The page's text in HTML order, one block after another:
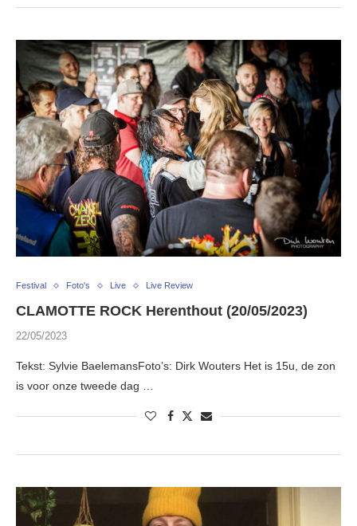
Festival Foto's Live Live Review
CLAMOTTE ROCK Herenthout (20/05/2023)
22/05/2023
Tekst: Sylvie BaelemansFoto’s: Dirk Wouters Het is 15u, de zon
is voor onze tweede dag …